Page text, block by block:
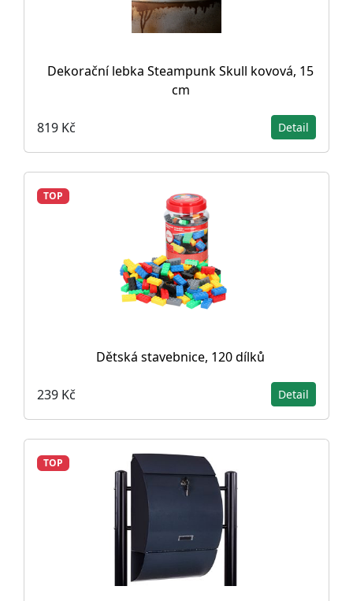
Dekorační lebka Steampunk Skull kovová, 15
cm
819 Kč Detail
TOP
Dětská stavebnice, 120 dílků
239 Kč Detail
TOP